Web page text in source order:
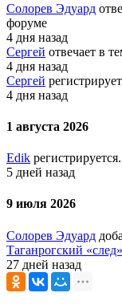
Солорев Эдуард
форуме
4 дня назад
Сергей отвечает в
4 дня назад
Сергей
4 дня назад
1 августа 2026
Edik
5 дней назад
9 июля 2026
Солорев Эдуард
Таганрогский «след»
27 дней назад